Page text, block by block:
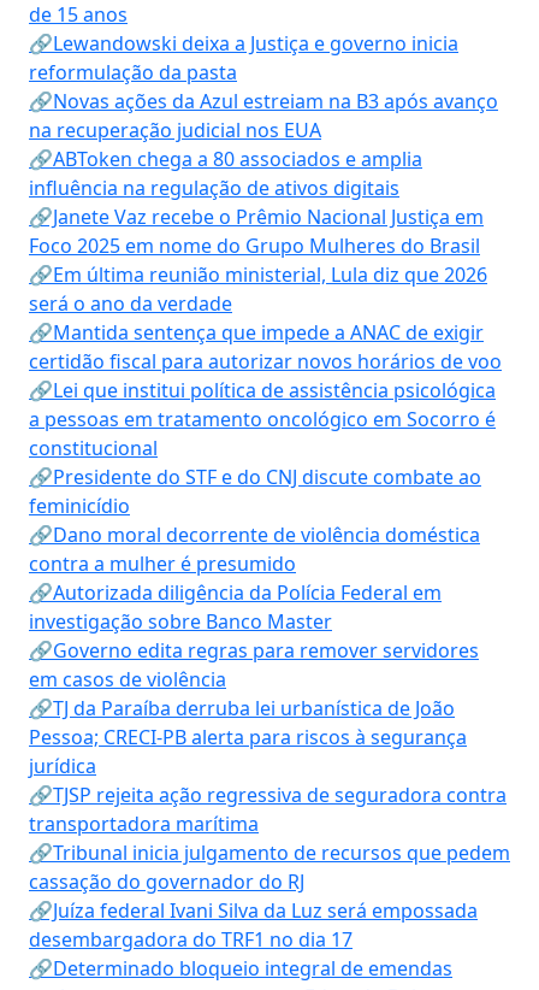
de 15 anos
🔗Lewandowski deixa a Justiça e governo inicia
reformulação da pasta
🔗Novas ações da Azul estreiam na B3 após avanço
na recuperação judicial nos EUA
🔗ABToken chega a 80 associados e amplia
influência na regulação de ativos digitais
🔗Janete Vaz recebe o Prêmio Nacional Justiça em
Foco 2025 em nome do Grupo Mulheres do Brasil
🔗Em última reunião ministerial, Lula diz que 2026
será o ano da verdade
🔗Mantida sentença que impede a ANAC de exigir
certidão fiscal para autorizar novos horários de voo
🔗Lei que institui política de assistência psicológica
a pessoas em tratamento oncológico em Socorro é
constitucional
🔗Presidente do STF e do CNJ discute combate ao
feminicídio
🔗Dano moral decorrente de violência doméstica
contra a mulher é presumido
🔗Autorizada diligência da Polícia Federal em
investigação sobre Banco Master
🔗Governo edita regras para remover servidores
em casos de violência
🔗TJ da Paraíba derruba lei urbanística de João
Pessoa; CRECI-PB alerta para riscos à segurança
jurídica
🔗TJSP rejeita ação regressiva de seguradora contra
transportadora marítima
🔗Tribunal inicia julgamento de recursos que pedem
cassação do governador do RJ
🔗Juíza federal Ivani Silva da Luz será empossada
desembargadora do TRF1 no dia 17
🔗Determinado bloqueio integral de emendas